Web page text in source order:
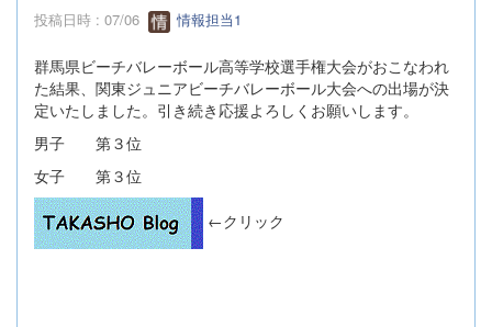
投稿日時 : 07/06 情報担当1
群馬県ビーチバレーボール高等学校選手権大会がおこなわれ
た結果、関東ジュニアビーチバレーボール大会への出場が決
定いたしました。引き続き応援よろしくお願いします。
男子 第３位
女子 第３位
←クリック